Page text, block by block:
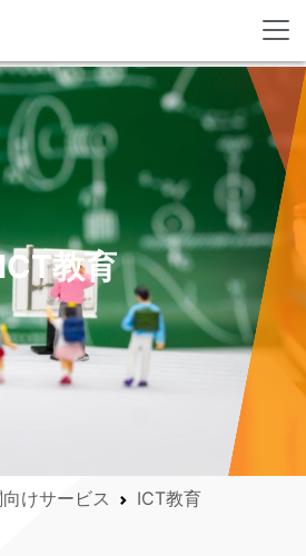
教育
けサービス ICT教育